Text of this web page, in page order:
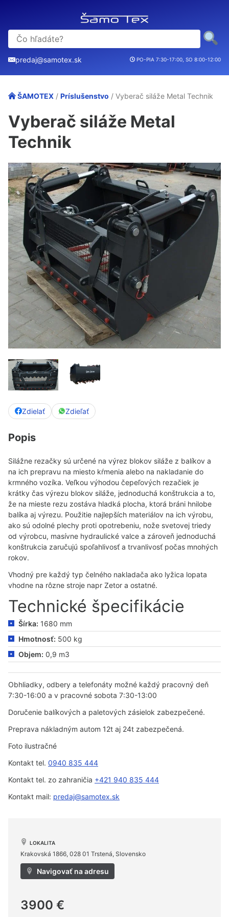
predaj@samotex.sk PO-PIA 7:30-17:00, SO 8:00-12:00
ŠAMOTEX / Príslušenstvo / Vyberač siláže Metal Technik
Vyberač siláže Metal
Technik
Zdielať Zdieľať
Popis
Silážne rezačky sú určené na výrez blokov siláže z balíkov a
na ich prepravu na miesto kŕmenia alebo na nakladanie do
krmného vozíka. Veľkou výhodou čepeľových rezačiek je
krátky čas výrezu blokov siláže, jednoduchá konštrukcia a to,
že na mieste rezu zostáva hladká plocha, ktorá bráni hnilobe
balíka aj výrezu. Použitie najlepších materiálov na ich výrobu,
ako sú odolné plechy proti opotrebeniu, nože svetovej triedy
od výrobcu, masívne hydraulické valce a zároveň jednoduchá
konštrukcia zaručujú spoľahlivosť a trvanlivosť počas mnohých
rokov.
Vhodný pre každý typ čelného nakladača ako lyžica lopata
vhodne na rôzne stroje napr Zetor a ostatné.
Technické špecifikácie
Šírka: 1680 mm
Hmotnosť: 500 kg
Objem: 0,9 m3
Obhliadky, odbery a telefonáty možné každý pracovný deň
7:30-16:00 a v pracovné sobota 7:30-13:00
Doručenie balíkových a paletových zásielok zabezpečené.
Preprava nákladným autom 12t aj 24t zabezpečená.
Foto ilustračné
Kontakt tel. 0940 835 444
Kontakt tel. zo zahraničia +421 940 835 444
Kontakt mail: predaj@samotex.sk
LOKALITA
Krakovská 1866, 028 01 Trstená, Slovensko
Navigovať na adresu
3900 €